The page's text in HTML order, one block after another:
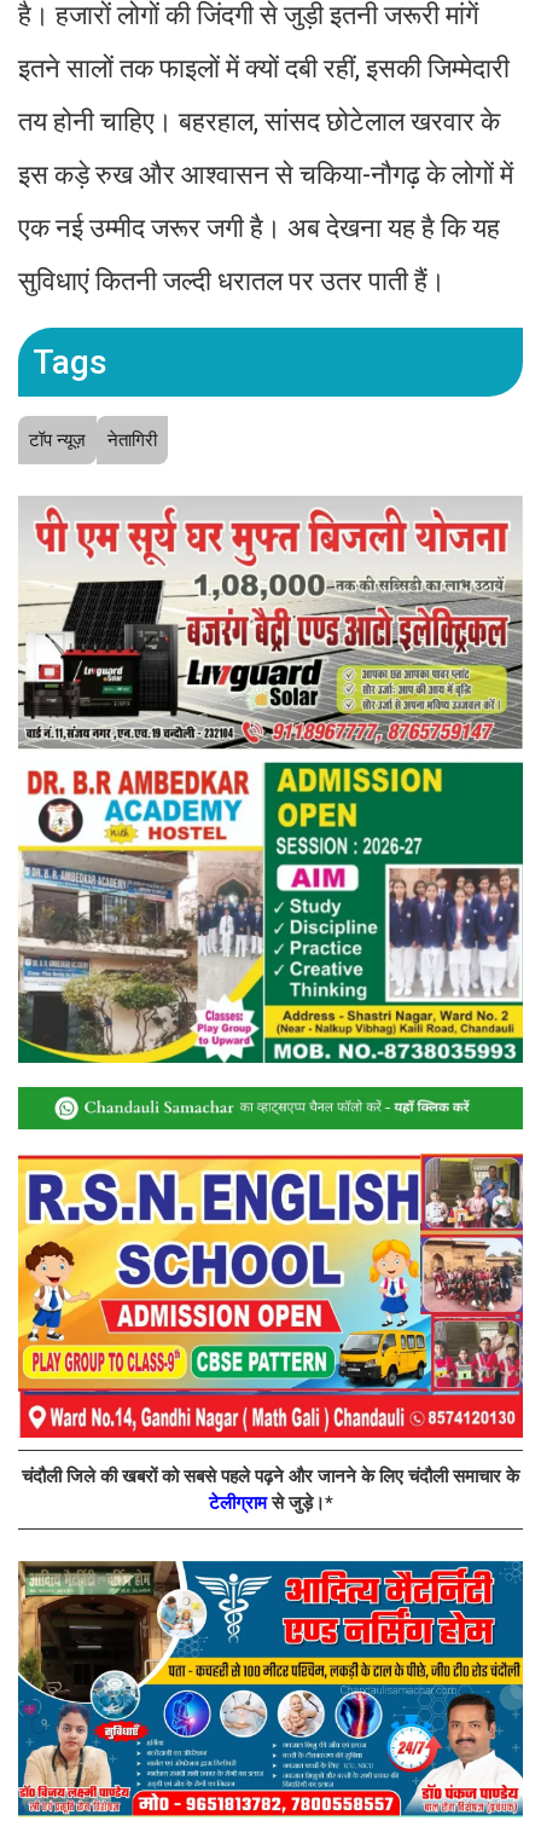
है। हजारों लोगों की जिंदगी से जुड़ी इतनी जरूरी मांगें
इतने सालों तक फाइलों में क्यों दबी रहीं, इसकी जिम्मेदारी
तय होनी चाहिए। बहरहाल, सांसद छोटेलाल खरवार के
इस कड़े रुख और आश्वासन से चकिया-नौगढ़ के लोगों में
एक नई उम्मीद जरूर जगी है। अब देखना यह है कि यह
सुविधाएं कितनी जल्दी धरातल पर उतर पाती हैं।
Tags
टॉप न्यूज़ नेतागिरी
चंदौली जिले की खबरों को सबसे पहले पढ़ने और जानने के लिए चंदौली समाचार के
टेलीग्रामसे जुड़े।*